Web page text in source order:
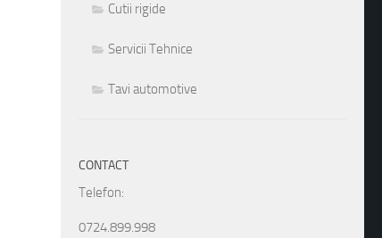
Cutii rigide
Servicii Tehnice
Tavi automotive
CONTACT
Telefon:
0724.899.998